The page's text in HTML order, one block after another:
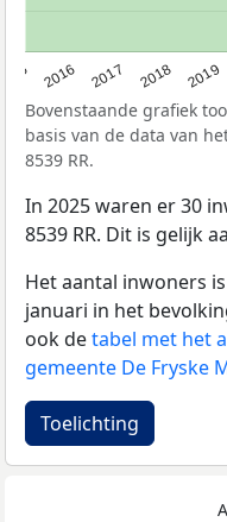
2016 2017 2018 2019
Bovenstaande grafiek
basis van de data van
8539 RR.
In 2025 waren er 30
8539 RR. Dit is gelijk
Het aantal inwoners
januari in het
ook detabel met het
gemeente De Fryske
Toelichting